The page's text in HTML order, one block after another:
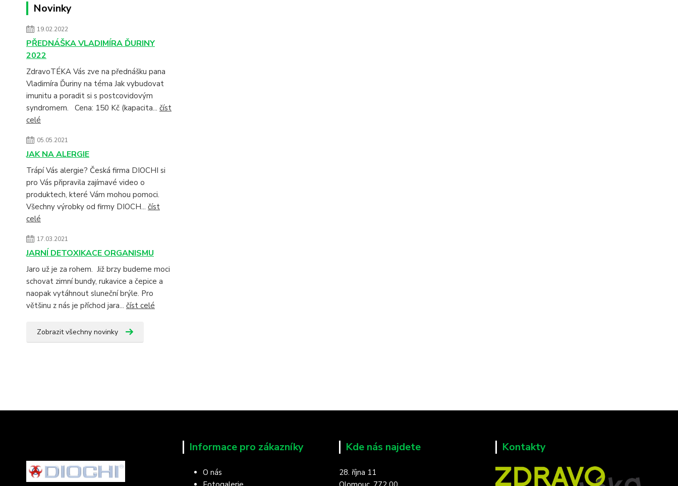
Novinky
19.02.2022
PŘEDNÁŠKA VLADIMÍRA ĎURINY
2022
ZdravoTÉKA Vás zve na přednášku pana
Vladimíra Ďuriny na téma Jak vybudovat
imunitu a poradit si s postcovidovým
syndromem. Cena: 150 Kč (kapacita... číst
celé
05.05.2021
JAK NA ALERGIE
Trápí Vás alergie? Česká firma DIOCHI si
pro Vás připravila zajímavé video o
produktech, které Vám mohou pomoci.
Všechny výrobky od firmy DIOCH... číst
celé
17.03.2021
JARNÍ DETOXIKACE ORGANISMU
Jaro už je za rohem. Již brzy budeme moci
schovat zimní bundy, rukavice a čepice a
naopak vytáhnout sluneční brýle. Pro
většinu z nás je příchod jara... číst celé
Zobrazit všechny novinky
Informace pro zákazníky
O nás
Kde nás najdete
28. října 11
Kontakty